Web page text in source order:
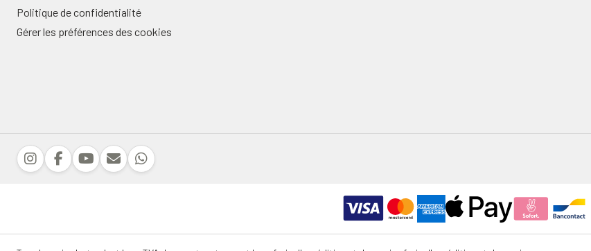
Politique de confidentialité
Gérer les préférences des cookies